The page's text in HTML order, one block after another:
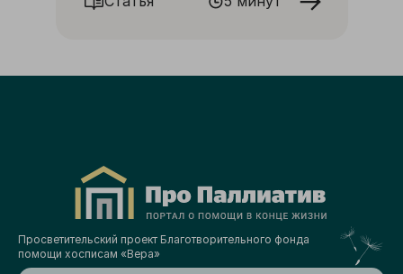
Просветительский проект Благотворительного фонда
помощи хосписам «Вера»